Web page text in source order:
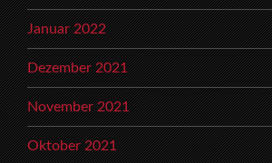
Januar 2022
Dezember 2021
November 2021
Oktober 2021